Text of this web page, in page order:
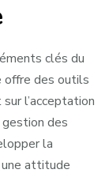
clés du
offre des outils
l’acceptation
des
la
attitude